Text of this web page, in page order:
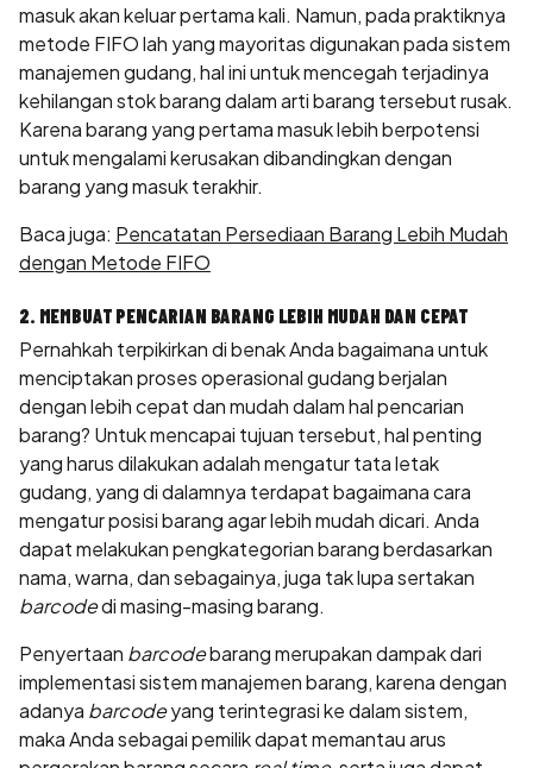
masuk akan keluar pertama kali. Namun, pada praktiknya
metode FIFO lah yang mayoritas digunakan pada sistem
manajemen gudang, hal ini untuk mencegah terjadinya
kehilangan stok barang dalam arti barang tersebut rusak.
Karena barang yang pertama masuk lebih berpotensi
untuk mengalami kerusakan dibandingkan dengan
barang yang masuk terakhir.
Baca juga: Pencatatan Persediaan Barang Lebih Mudah
dengan Metode FIFO
2. MEMBUAT PENCARIAN BARANG LEBIH MUDAH DAN CEPAT
Pernahkah terpikirkan di benak Anda bagaimana untuk
menciptakan proses operasional gudang berjalan
dengan lebih cepat dan mudah dalam hal pencarian
barang? Untuk mencapai tujuan tersebut, hal penting
yang harus dilakukan adalah mengatur tata letak
gudang, yang di dalamnya terdapat bagaimana cara
mengatur posisi barang agar lebih mudah dicari. Anda
dapat melakukan pengkategorian barang berdasarkan
nama, warna, dan sebagainya, juga tak lupa sertakan
barcodedi masing-masing barang.
Penyertaan barcodebarang merupakan dampak dari
implementasi sistem manajemen barang, karena dengan
adanya barcodeyang terintegrasi ke dalam sistem,
maka Anda sebagai pemilik dapat memantau arus